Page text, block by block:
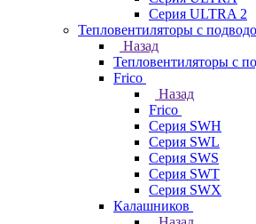
Серия ULTRA 2
Тепловентиляторы с
Назад
Тепловентиляторы с
Frico
Назад
Frico
Серия SWH
Серия SWL
Серия SWS
Серия SWT
Серия SWX
Калашников